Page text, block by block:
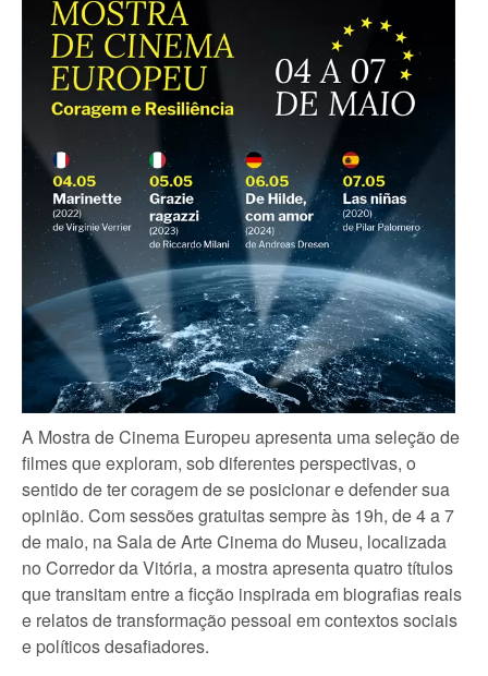
A Mostra de Cinema Europeu apresenta uma seleção de
filmes que exploram, sob diferentes perspectivas, o
sentido de ter coragem de se posicionar e defender sua
opinião. Com sessões gratuitas sempre às 19h, de 4 a 7
de maio, na Sala de Arte Cinema do Museu, localizada
no Corredor da Vitória, a mostra apresenta quatro títulos
que transitam entre a ficção inspirada em biografias reais
e relatos de transformação pessoal em contextos sociais
e políticos desafiadores.